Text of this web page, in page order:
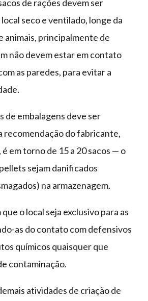
de rações devem ser
seco e ventilado, longe da
animais, principalmente de
não devem estar em contato
as paredes, para evitar a
de embalagens deve ser
recomendação do fabricante,
em torno de 15 a 20 sacos — o
sejam danificados
na armazenagem.
o local seja exclusivo para as
as do contato com defensivos
químicos quaisquer que
contaminação.
atividades de criação de